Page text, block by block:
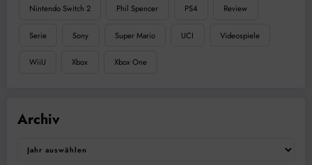
Nintendo Switch 2 Phil Spencer PS4 Review
Serie Sony Super Mario UCI Videospiele
WiiU Xbox Xbox One